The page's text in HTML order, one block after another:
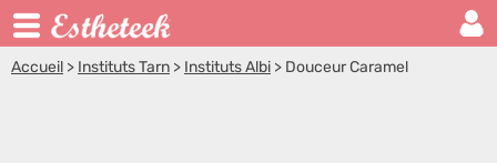
Accueil > Instituts Tarn > Instituts Albi > Douceur Caramel